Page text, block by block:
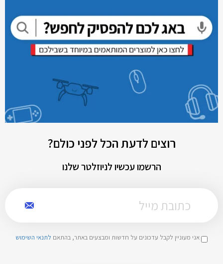
רוצים לדעת הכל לפני כולם?
הרשמו עכשיו לניוזלטר שלנו
אני מעוניין לקבל עדכונים על חדשות ומבצעים באתר, בהתאם לתנאי השימוש